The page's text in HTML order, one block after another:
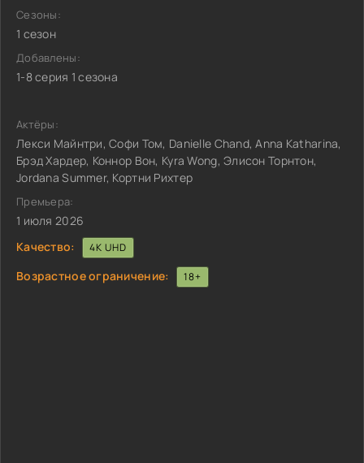
Сезоны:
1 сезон
Добавлены:
1-8 серия 1 сезона
Актёры:
Лекси Майнтри, Софи Том, Danielle Chand, Anna Katharina,
Брэд Хардер, Коннор Вон, Kyra Wong, Элисон Торнтон,
Jordana Summer, Кортни Рихтер
Премьера:
1 июля 2026
Качество:
4K UHD
Возрастное ограничение: 18+